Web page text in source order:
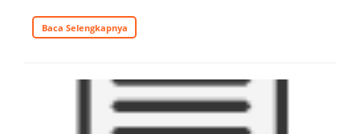
Baca Selengkapnya